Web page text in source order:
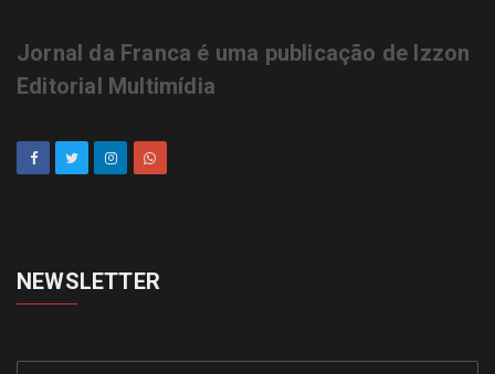
Jornal da Franca é uma publicação de Izzon
Editorial Multimídia
NEWSLETTER